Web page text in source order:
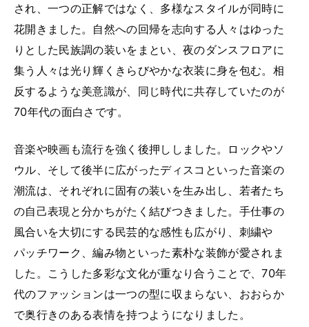
され、一つの正解ではなく、多様なスタイルが同時に
花開きました。自然への回帰を志向する人々はゆった
りとした民族調の装いをまとい、夜のダンスフロアに
集う人々は光り輝くきらびやかな衣装に身を包む。相
反するような美意識が、同じ時代に共存していたのが
70年代の面白さです。
音楽や映画も流行を強く後押ししました。ロックやソ
ウル、そして後半に広がったディスコといった音楽の
潮流は、それぞれに固有の装いを生み出し、若者たち
の自己表現と分かちがたく結びつきました。手仕事の
風合いを大切にする民芸的な感性も広がり、刺繍や
パッチワーク、編み物といった素朴な装飾が愛されま
した。こうした多彩な文化が重なり合うことで、70年
代のファッションは一つの型に収まらない、おおらか
で奥行きのある表情を持つようになりました。